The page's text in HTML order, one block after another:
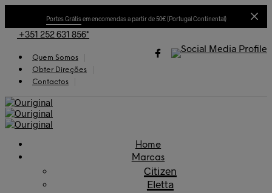
Portes Grátisem encomendas a partir de 50€ (Portugal Continental)
+351 252 631 856*
Quem Somos
Obter Direções
Contactos
Home
Marcas
Citizen
Eletta